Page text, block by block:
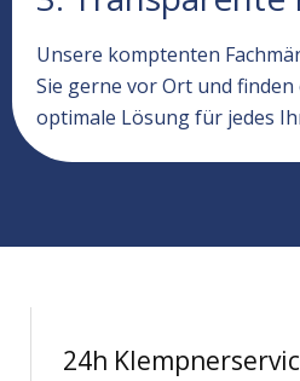
Unsere komptenten
Sie gerne vor Ort und finden
optimale Lösung für jedes
24h